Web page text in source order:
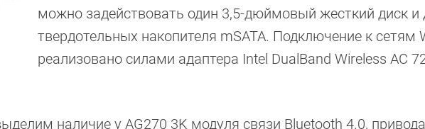
можно задействовать один 3,5-дюймовый жесткий диск и
твердотельных накопителя mSATA. Подключение к сетям
реализовано силами адаптера Intel DualBand Wireless AC
наличие у AG270 3K модуля связи Bluetooth 4.0, привода